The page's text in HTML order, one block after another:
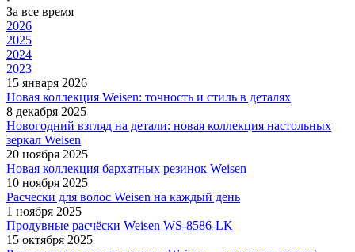
За все время
2026
2025
2024
2023
15 января 2026
Новая коллекция Weisen: точность и стиль в деталях
8 декабря 2025
Новогодний взгляд на детали: новая коллекция настольных
зеркал Weisen
20 ноября 2025
Новая коллекция бархатных резинок Weisen
10 ноября 2025
Расчески для волос Weisen на каждый день
1 ноября 2025
Продувные расчёски Weisen WS-8586-LK
15 октября 2025